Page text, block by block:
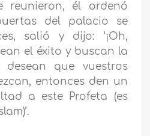
reunieron, él ordenó
del palacio se
salió y dijo: ‘¡Oh,
el éxito y buscan la
que vuestros
entonces den un
a este Profeta (es